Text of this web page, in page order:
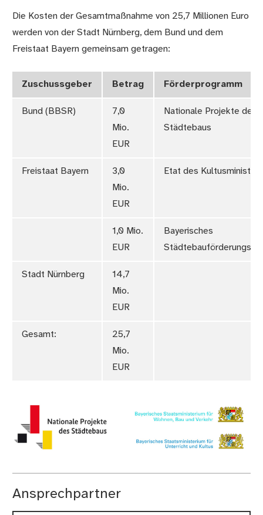
Die Kosten der Gesamtmaßnahme von 25,7 Millionen Euro
werden von der Stadt Nürnberg, dem Bund und dem
Freistaat Bayern gemeinsam getragen:
Zuschussgeber Betrag Förderprogramm
Bund (BBSR)
7,0
Mio.
EUR
Nationale Projekte des
Städtebaus
Freistaat Bayern
3,0
Mio.
EUR
Etat des
1,0 Mio.
EUR
Bayerisches
Stadt Nürnberg
14,7
Mio.
EUR
Gesamt:
25,7
Mio.
EUR
Ansprechpartner